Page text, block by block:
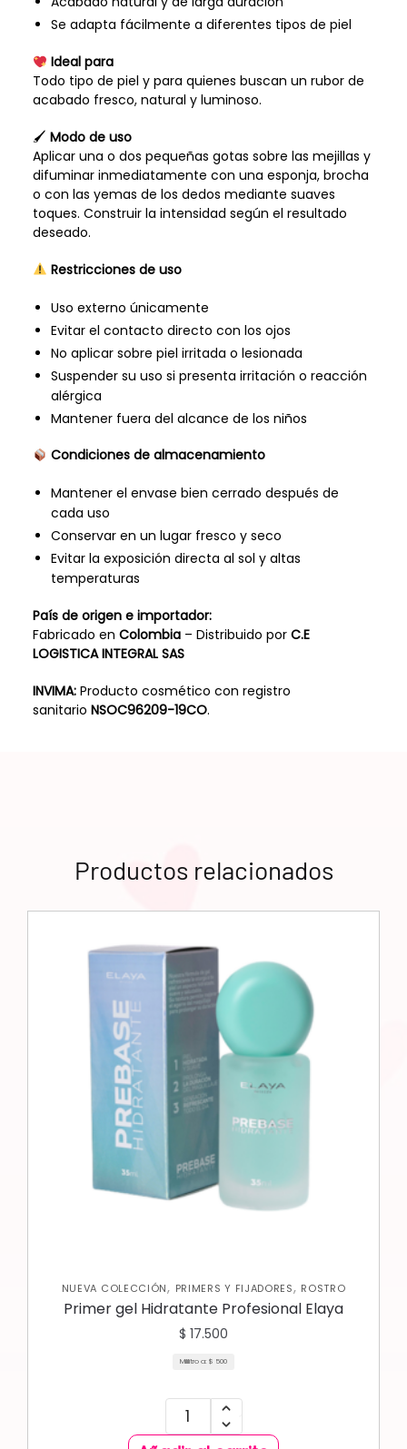
Se adapta fácilmente a diferentes tipos de piel
Ideal para
Todo tipo de piel y para quienes buscan un rubor de
acabado fresco, natural y luminoso.
🖌 Modo de uso
Aplicar una o dos pequeñas gotas sobre las mejillas y
difuminar inmediatamente con una esponja, brocha
o con las yemas de los dedos mediante suaves
toques. Construir la intensidad según el resultado
deseado.
Restricciones de uso
Uso externo únicamente
Evitar el contacto directo con los ojos
No aplicar sobre piel irritada o lesionada
Suspender su uso si presenta irritación o reacción
alérgica
Mantener fuera del alcance de los niños
Condiciones de almacenamiento
Mantener el envase bien cerrado después de
cada uso
Conservar en un lugar fresco y seco
Evitar la exposición directa al sol y altas
temperaturas
País de origen e importador:
Fabricado en Colombia– Distribuido por C.E
LOGISTICA INTEGRAL SAS
INVIMA:Producto cosmético con registro
sanitario NSOC96209-19CO.
Productos relacionados
NUEVA COLECCIÓN, PRIMERS Y FIJADORES, ROSTRO
Primer gel Hidratante Profesional Elaya
$ 17.500
Mililitro a: $ 500